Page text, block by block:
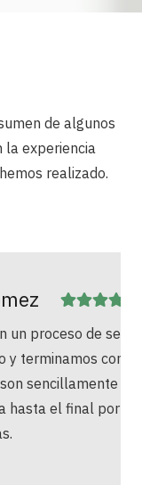
de algunos
la experiencia
realizado.
separación
unos
lo mejor